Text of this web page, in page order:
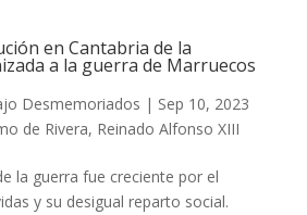
en Cantabria de la
a la guerra de Marruecos
Desmemoriados | Sep 10, 2023
de Rivera, Reinado Alfonso XIII
la guerra fue creciente por el
y su desigual reparto social.